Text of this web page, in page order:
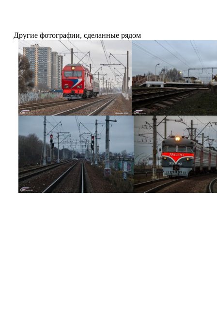
Другие фотографии, сделанные рядом